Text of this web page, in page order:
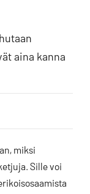
aina kanna
miksi
Sille voi